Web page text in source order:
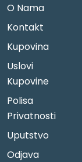
O Nama
Kontakt
Kupovina
Uslovi
Kupovine
Polisa
Privatnosti
Uputstvo
Odjava